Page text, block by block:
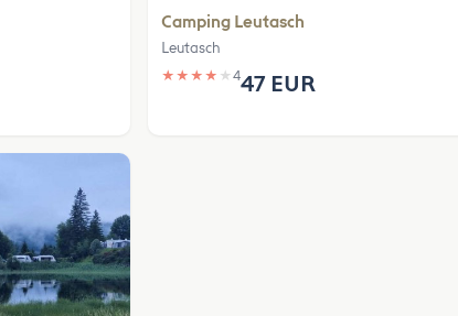
Camping Leutasch
Leutasch
★ ★ ★ ★ ★ 447 EUR